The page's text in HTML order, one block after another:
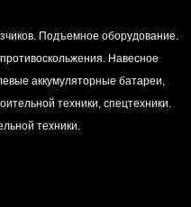
Подъемное оборудование.
Навесное
аккумуляторные батареи,
техники, спецтехники.
техники.